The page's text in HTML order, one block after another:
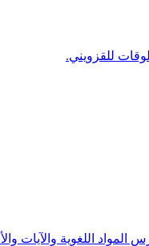
للقزويني.
اللغوية والآيات